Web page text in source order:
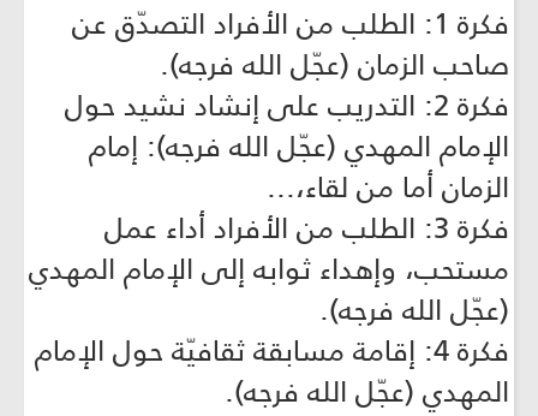
فكرة 1: الطلب من الأفراد التصدّق عن
صاحب الزمان (عجّل الله فرجه).
فكرة 2: التدريب على إنشاد نشيد حول
الإمام المهدي (عجّل الله فرجه): إمام
الزمان أما من لقاء،...
فكرة 3: الطلب من الأفراد أداء عمل
مستحب، وإهداء ثوابه إلى الإمام المهدي
(عجّل الله فرجه).
فكرة 4: إقامة مسابقة ثقافيّة حول الإمام
المهدي (عجّل الله فرجه).